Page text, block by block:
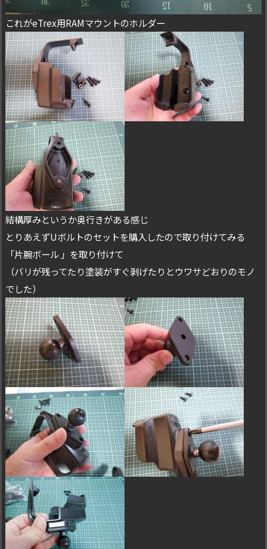
これがeTrex用RAMマウントのホルダー
結構厚みというか奥行きがある感じ
とりあえずUボルトのセットを購入したので取り付けてみる
「片腕ボール 」を取り付けて
（バリが残ってたり塗装がすぐ剥げたりとウワサどおりのモノ
でした）